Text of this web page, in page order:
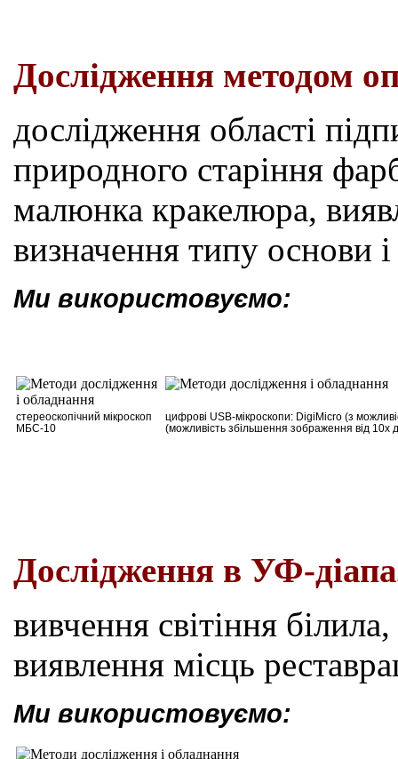
Дослідження методом
дослідження області
природного старіння
малюнка кракелюра,
визначення типу основи
Ми використовуємо:
стереоскопічний мікроскоп
МБС-10
цифрові USB-мікроскопи: DigiMicro (з
(можливість збільшення зображення від 10х
Дослідження в УФ-
вивчення світіння
виявлення місць
Ми використовуємо: